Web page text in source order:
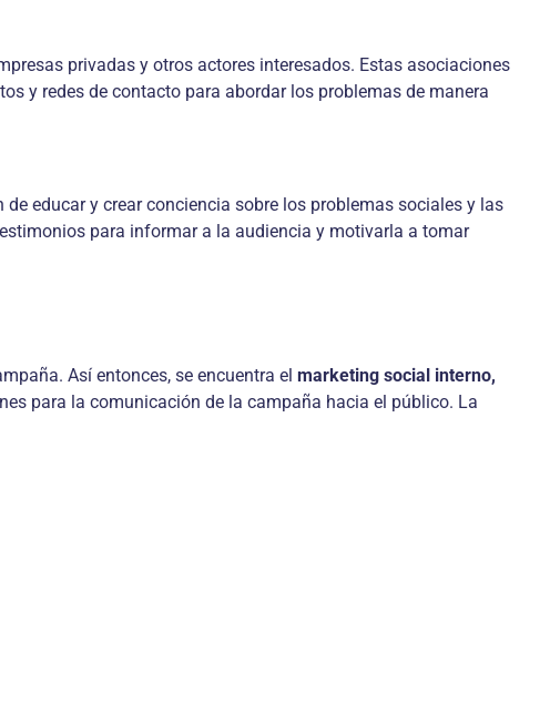
privadas y otros actores interesados. Estas asociaciones
y redes de contacto para abordar los problemas de manera
educar y crear conciencia sobre los problemas sociales y las
para informar a la audiencia y motivarla a tomar
Así entonces, se encuentra el marketing social interno,
para la comunicación de la campaña hacia el público. La